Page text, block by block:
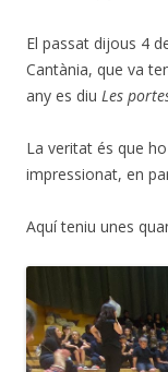
El passat dijous 4
Cantània, que va
any es diu Les
La veritat és que
impressionat, en
Aquí teniu unes